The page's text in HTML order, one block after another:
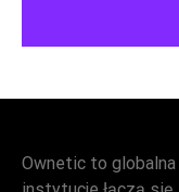
Ownetic to